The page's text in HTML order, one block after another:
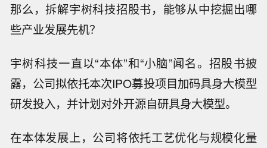
那么，拆解宇树科技招股书，能够从中挖掘出哪
些产业发展先机？
宇树科技一直以“本体”和“小脑”闻名。招股书披
露，公司拟依托本次IPO募投项目加码具身大模型
研发投入，并计划对外开源自研具身大模型。
在本体发展上，公司将依托工艺优化与规模化量